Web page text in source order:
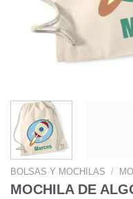
BOLSAS Y MOCHILAS /
MOCHILA DE